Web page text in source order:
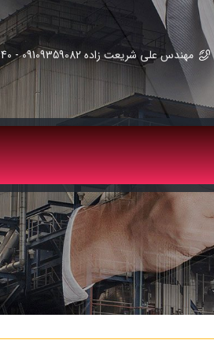
مهندس علی شریعت زاده 09109359082 - 09307027640